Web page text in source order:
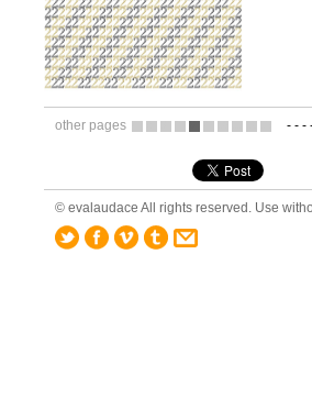
other pages - - -
© evalaudace All rights reserved. Use